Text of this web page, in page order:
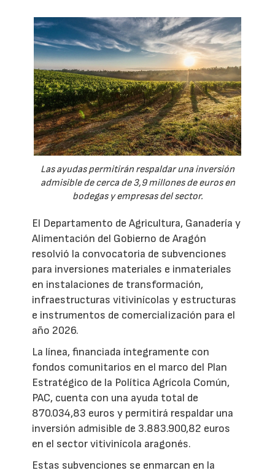
Las ayudas permitirán respaldar una inversión
admisible de cerca de 3,9 millones de euros en
bodegas y empresas del sector.
El Departamento de Agricultura, Ganadería y
Alimentación del Gobierno de Aragón
resolvió la convocatoria de subvenciones
para inversiones materiales e inmateriales
en instalaciones de transformación,
infraestructuras vitivinícolas y estructuras
e instrumentos de comercialización para el
año 2026.
La línea, financiada íntegramente con
fondos comunitarios en el marco del Plan
Estratégico de la Política Agrícola Común,
PAC, cuenta con una ayuda total de
870.034,83 euros y permitirá respaldar una
inversión admisible de 3.883.900,82 euros
en el sector vitivinícola aragonés.
Estas subvenciones se enmarcan en la